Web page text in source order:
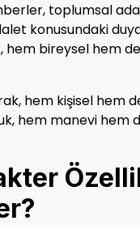
toplumsal
konusundaki
hem bireysel hem
hem kişisel hem
hem manevi hem